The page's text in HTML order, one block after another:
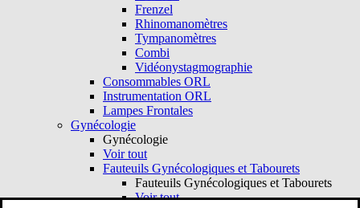
Frenzel
Rhinomanomètres
Tympanomètres
Combi
Vidéonystagmographie
Consommables ORL
Instrumentation ORL
Lampes Frontales
Gynécologie
Gynécologie
Voir tout
Fauteuils Gynécologiques et Tabourets
Fauteuils Gynécologiques et Tabourets
Voir tout